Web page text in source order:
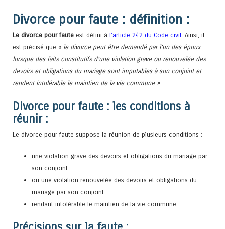
Divorce pour faute : définition :
Le divorce pour faute est défini à l’article 242 du Code civil. Ainsi, il
est précisé que « le divorce peut être demandé par l’un des époux
lorsque des faits constitutifs d’une violation grave ou renouvelée des
devoirs et obligations du mariage sont imputables à son conjoint et
rendent intolérable le maintien de la vie commune ».
Divorce pour faute : les conditions à
réunir :
Le divorce pour faute suppose la réunion de plusieurs conditions :
une violation grave des devoirs et obligations du mariage par
son conjoint
ou une violation renouvelée des devoirs et obligations du
mariage par son conjoint
rendant intolérable le maintien de la vie commune.